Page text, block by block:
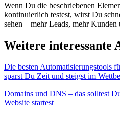
Wenn Du die beschriebenen
kontinuierlich testest, wirst Du
sehen – mehr Leads, mehr Kunden
Weitere interessante
Die besten Automatisierungstools
sparst Du Zeit und steigst im
Domains und DNS – das solltest
Website startest